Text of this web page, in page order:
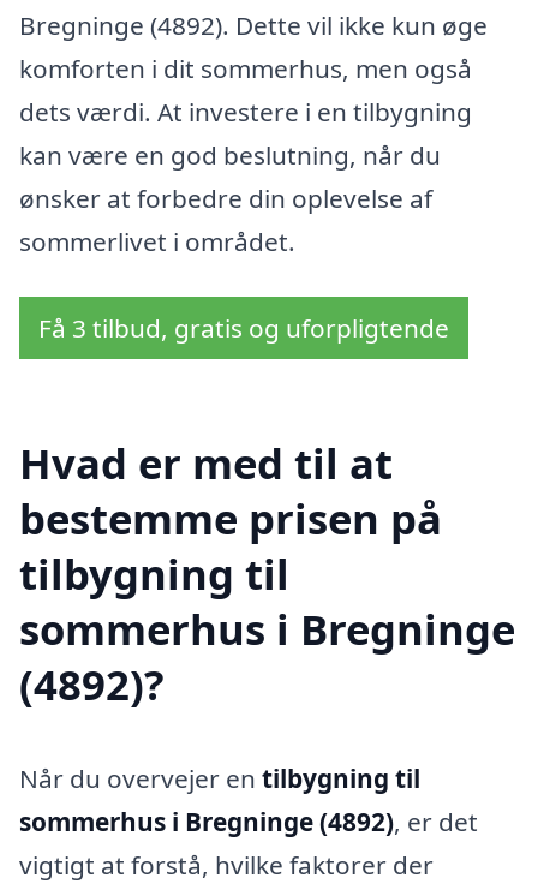
Bregninge (4892). Dette vil ikke kun øge
komforten i dit sommerhus, men også
dets værdi. At investere i en tilbygning
kan være en god beslutning, når du
ønsker at forbedre din oplevelse af
sommerlivet i området.
Få 3 tilbud, gratis og uforpligtende
Hvad er med til at
bestemme prisen på
tilbygning til
sommerhus i Bregninge
(4892)?
Når du overvejer en tilbygning til
sommerhus i Bregninge (4892), er det
vigtigt at forstå, hvilke faktorer der